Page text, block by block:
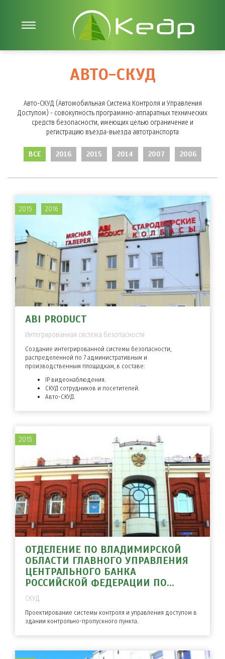
АВТО-СКУД
Авто-СКУД (Автомобильная Система Контроля и Управления
Доступом) - совокупность программно-аппаратных технических
средств безопасности, имеющих целью ограничение и
регистрацию въезда-выезда автотранспорта
ВСЕ 2016 2015 2014 2007 2006
ABI PRODUCT
Интегрированная система безопасности
Создание интегрированной системы безопасности,
распределенной по 7 административным и
производственным площадкам, в составе:
IP видеонаблюдения.
СКУД сотрудников и посетителей.
Авто-СКУД.
2015 2016
ОТДЕЛЕНИЕ ПО ВЛАДИМИРСКОЙ
ОБЛАСТИ ГЛАВНОГО УПРАВЛЕНИЯ
ЦЕНТРАЛЬНОГО БАНКА
РОССИЙСКОЙ ФЕДЕРАЦИИ ПО...
СКУД
Проектирование системы контроля и управления доступом в
здании контрольно-пропускного пункта.
2015